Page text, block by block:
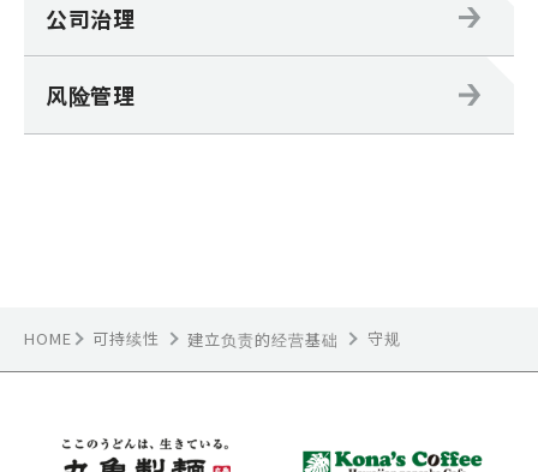
公司治理
风险管理
HOME 可持续性 建立负责的经营基础 守规